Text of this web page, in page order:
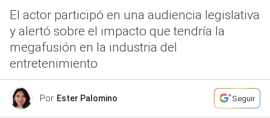
El actor participó en una audiencia legislativa
y alertó sobre el impacto que tendría la
megafusión en la industria del
entretenimiento
Por Ester Palomino Seguir